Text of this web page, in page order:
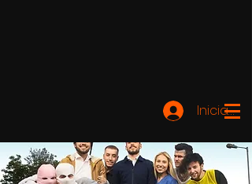
Iniciar